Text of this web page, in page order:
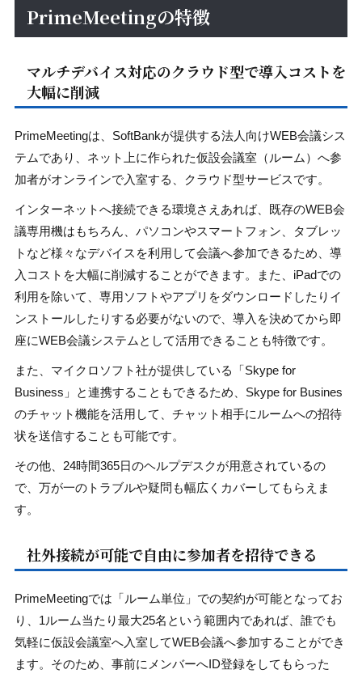
PrimeMeetingの特徴
マルチデバイス対応のクラウド型で導入コストを
大幅に削減
PrimeMeetingは、SoftBankが提供する法人向けWEB会議シス
テムであり、ネット上に作られた仮設会議室（ルーム）へ参
加者がオンラインで入室する、クラウド型サービスです。
インターネットへ接続できる環境さえあれば、既存のWEB会
議専用機はもちろん、パソコンやスマートフォン、タブレッ
トなど様々なデバイスを利用して会議へ参加できるため、導
入コストを大幅に削減することができます。また、iPadでの
利用を除いて、専用ソフトやアプリをダウンロードしたりイ
ンストールしたりする必要がないので、導入を決めてから即
座にWEB会議システムとして活用できることも特徴です。
また、マイクロソフト社が提供している「Skype for
Business」と連携することもできるため、Skype for Busines
のチャット機能を活用して、チャット相手にルームへの招待
状を送信することも可能です。
その他、24時間365日のヘルプデスクが用意されているの
で、万が一のトラブルや疑問も幅広くカバーしてもらえま
す。
社外接続が可能で自由に参加者を招待できる
PrimeMeetingでは「ルーム単位」での契約が可能となってお
り、1ルーム当たり最大25名という範囲内であれば、誰でも
気軽に仮設会議室へ入室してWEB会議へ参加することができ
ます。そのため、事前にメンバーへID登録をしてもらった